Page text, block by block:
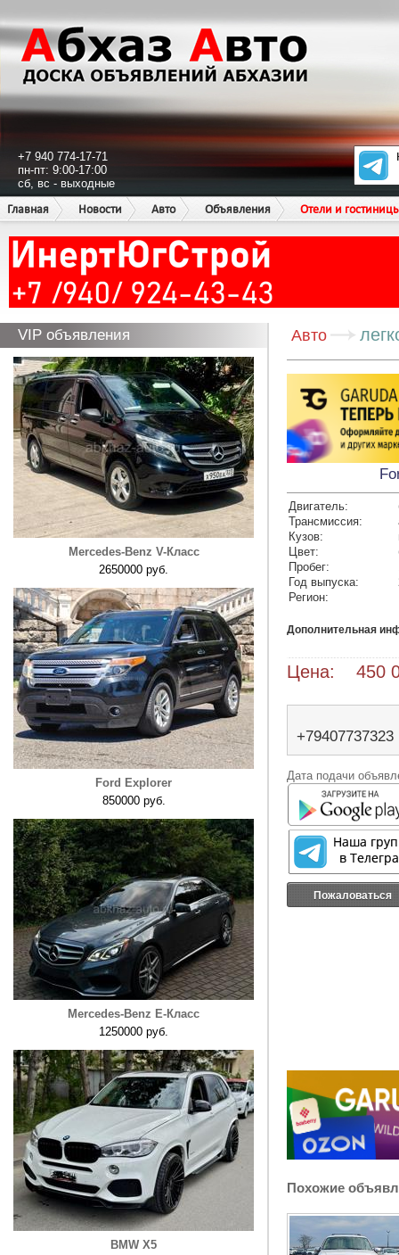
+7 940 774-17-71
пн-пт: 9:00-17:00
сб, вс - выходные
Главная
Новости Авто Объявления Отели и
VIP объявления
Mercedes-Benz V-Класс
2650000 руб.
Ford Explorer
850000 руб.
Mercedes-Benz E-Класс
1250000 руб.
BMW X5
Авто
Двигатель:
Трансмиссия:
Кузов:
Цвет:
Пробег:
Год выпуска:
Регион:
Дополнительная
Цена: 450
+79407737323
Дата подачи
Пожаловаться
Похожие